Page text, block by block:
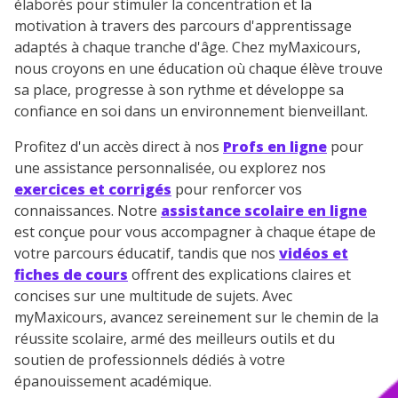
élaborés pour stimuler la concentration et la
motivation à travers des parcours d'apprentissage
adaptés à chaque tranche d'âge. Chez myMaxicours,
nous croyons en une éducation où chaque élève trouve
sa place, progresse à son rythme et développe sa
confiance en soi dans un environnement bienveillant.
Profitez d'un accès direct à nos Profs en ligne pour
une assistance personnalisée, ou explorez nos
exercices et corrigés pour renforcer vos
connaissances. Notre assistance scolaire en ligne
est conçue pour vous accompagner à chaque étape de
votre parcours éducatif, tandis que nos vidéos et
fiches de cours offrent des explications claires et
concises sur une multitude de sujets. Avec
myMaxicours, avancez sereinement sur le chemin de la
réussite scolaire, armé des meilleurs outils et du
soutien de professionnels dédiés à votre
épanouissement académique.